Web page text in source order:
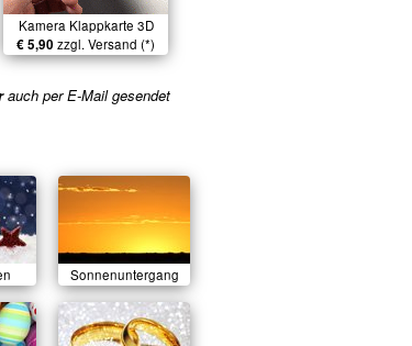
Kamera Klappkarte 3D
€ 5,90 zzgl. Versand (*)
auch per E-Mail gesendet
Sonnenuntergang